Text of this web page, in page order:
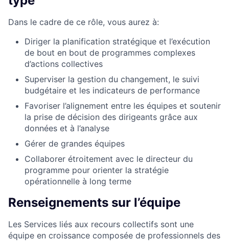
Dans le cadre de ce rôle, vous aurez à:
Diriger la planification stratégique et l’exécution
de bout en bout de programmes complexes
d’actions collectives
Superviser la gestion du changement, le suivi
budgétaire et les indicateurs de performance
Favoriser l’alignement entre les équipes et soutenir
la prise de décision des dirigeants grâce aux
données et à l’analyse
Gérer de grandes équipes
Collaborer étroitement avec le directeur du
programme pour orienter la stratégie
opérationnelle à long terme
Renseignements sur l’équipe
Les Services liés aux recours collectifs sont une
équipe en croissance composée de professionnels des